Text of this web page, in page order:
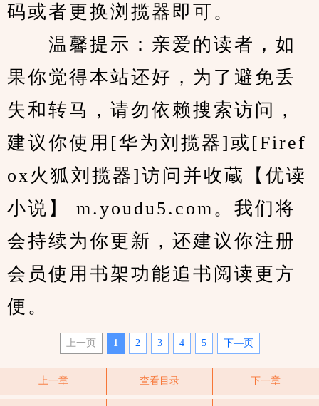
码或者更换浏揽器即可。
温馨提示：亲爱的读者，如
果你觉得本站还好，为了避免丢
失和转马，请勿依赖搜索访问，
建议你使用[华为刘揽器]或[Firef
ox火狐刘揽器]访问并收蔵【优读
小说】 m.youdu5.com。我们将
会持续为你更新，还建议你注册
会员使用书架功能追书阅读更方
便。
上一页 1 2 3 4 5 下—页
上一章 查看目录 下一章